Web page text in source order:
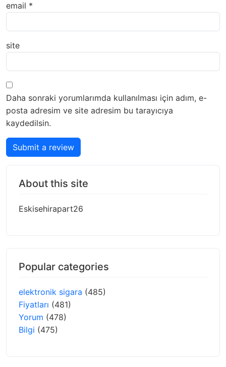
email *
site
Daha sonraki yorumlarımda kullanılması için adım, e-
posta adresim ve site adresim bu tarayıcıya
kaydedilsin.
Submit a review
About this site
Eskisehirapart26
Popular categories
elektronik sigara (485)
Fiyatları (481)
Yorum (478)
Bilgi (475)